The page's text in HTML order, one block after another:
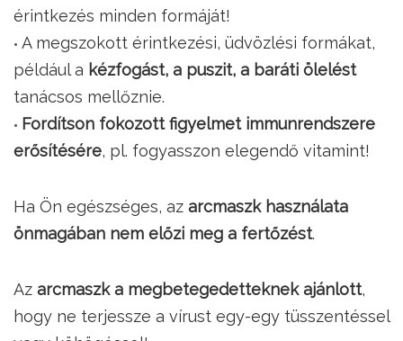
érintkezés minden formáját!
A megszokott érintkezési, üdvözlési formákat,
például a kézfogást, a puszit, a baráti ölelést
tanácsos mellőznie.
Fordítson fokozott figyelmet immunrendszere
erősítésére, pl. fogyasszon elegendő vitamint!
Ha Ön egészséges, az arcmaszk használata
önmagában nem előzi meg a fertőzést.
Az arcmaszk a megbetegedetteknek ajánlott,
hogy ne terjessze a vírust egy-egy tüsszentéssel